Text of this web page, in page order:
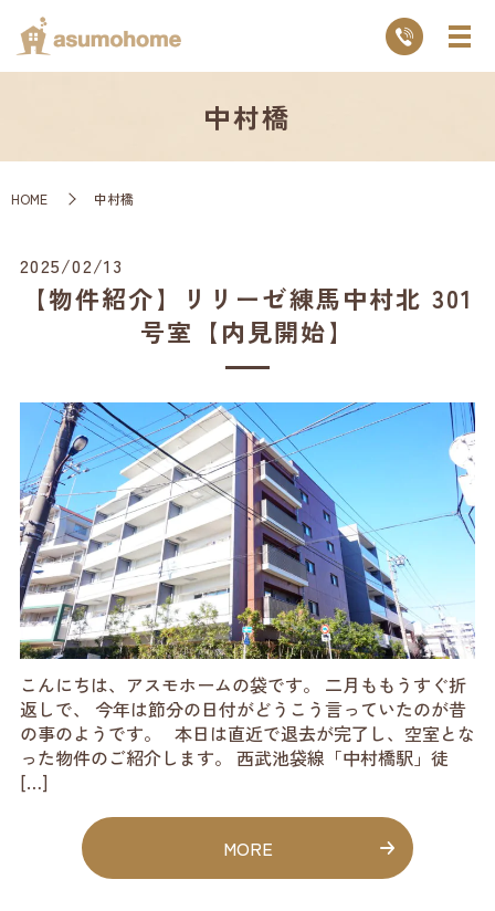
中村橋
HOME 中村橋
2025/02/13
【物件紹介】リリーゼ練馬中村北 301
号室【内見開始】
こんにちは、アスモホームの袋です。 二月ももうすぐ折
返しで、 今年は節分の日付がどうこう言っていたのが昔
の事のようです。 本日は直近で退去が完了し、空室とな
った物件のご紹介します。 西武池袋線「中村橋駅」徒
[…]
MORE